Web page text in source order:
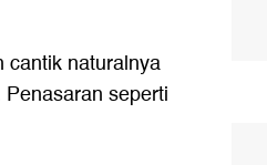
cantik naturalnya
seperti